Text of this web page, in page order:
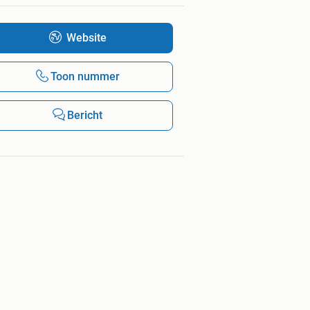
Website
Toon nummer
Bericht